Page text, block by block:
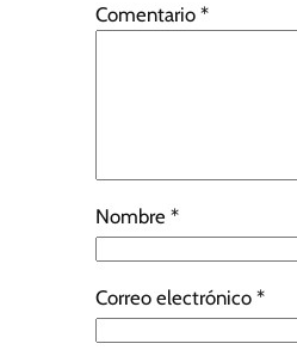
Comentario *
Nombre *
Correo electrónico *